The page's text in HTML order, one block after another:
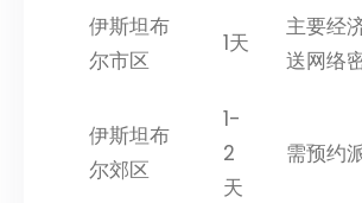
伊斯坦布
尔市区
1天
主要经
送网络
伊斯坦布
尔郊区
1-
2
天
需预约